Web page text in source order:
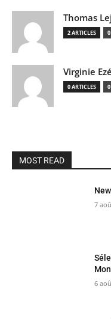
Thomas
2 ARTICLES
Virginie
0 ARTICLES
MOST READ
7
6